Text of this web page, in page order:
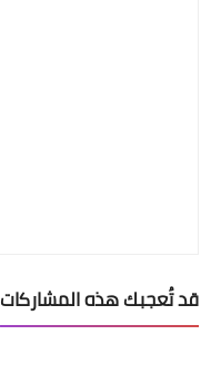
قد تُعجبك هذه المشاركات